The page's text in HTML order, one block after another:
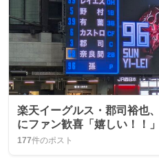
楽天イーグルス・郡司裕也
にファン歓喜「嬉しい！！」
177件のポスト